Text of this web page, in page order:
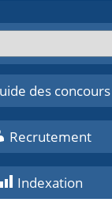
des concours
Recrutement
Indexation